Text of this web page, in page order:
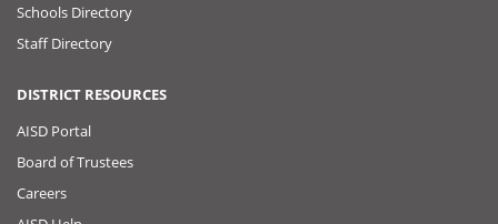
Schools Directory
Staff Directory
DISTRICT RESOURCES
AISD Portal
Board of Trustees
Careers